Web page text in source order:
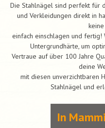
Die Stahlnägel sind perfekt für
und Verkleidungen direkt in
einfach einschlagen und fertig!
Untergrundhärte, um
Vertraue auf über 100 Jahre
deine
mit diesen unverzichtbaren
Stahlnägel und
In